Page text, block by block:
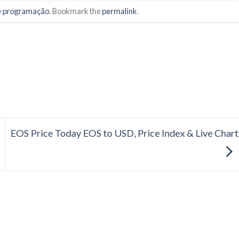
programação. Bookmark thepermalink.
EOS Price Today EOS to USD, Price Index & Live Chart